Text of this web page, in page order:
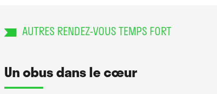
Clémence Mugard – L’Avant Courrier
AUTRES RENDEZ-VOUS TEMPS FORT
Un obus dans le cœur